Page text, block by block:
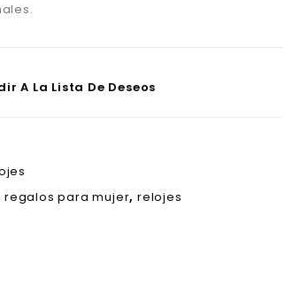
A La Lista De Deseos
regalos para mujer, relojes